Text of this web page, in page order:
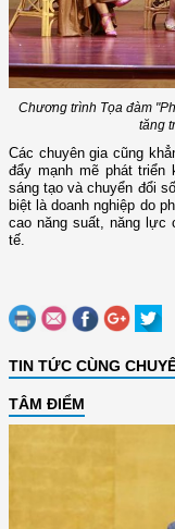
Chương trình Tọa đàm
tăng
Các chuyên gia cũng
đẩy mạnh mẽ phát
sáng tạo và chuyển đổi
biệt là doanh nghiệp do
cao năng suất, năng lực
tế.
TIN TỨC CÙNG
TÂM ĐIỂM